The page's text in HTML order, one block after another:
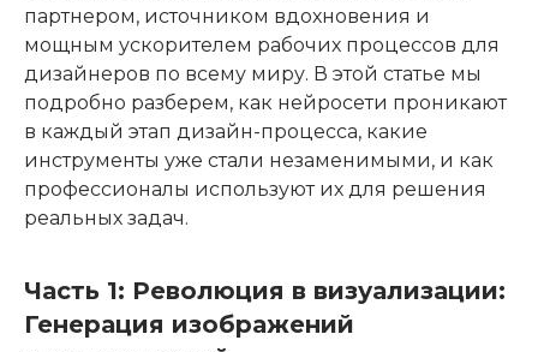
партнером, источником вдохновения и
мощным ускорителем рабочих процессов для
дизайнеров по всему миру. В этой статье мы
подробно разберем, как нейросети проникают
в каждый этап дизайн-процесса, какие
инструменты уже стали незаменимыми, и как
профессионалы используют их для решения
реальных задач.
Часть 1: Революция в визуализации:
Генерация изображений